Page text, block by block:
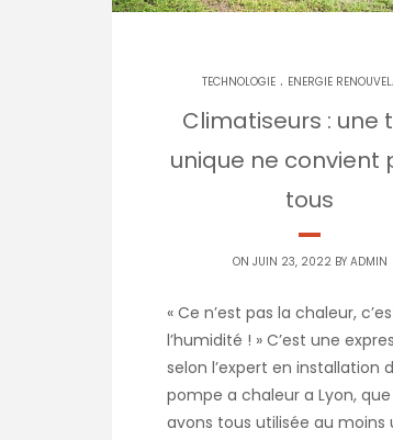
TECHNOLOGIE . ENERGIE
Climatiseurs : une
unique ne convient
tous
ON JUIN 23, 2022 BY ADMIN
« Ce n’est pas la chaleur,
l’humidité ! » C’est une
selon l’expert en installation
pompe a chaleur a Lyon,
avons tous utilisée au moins